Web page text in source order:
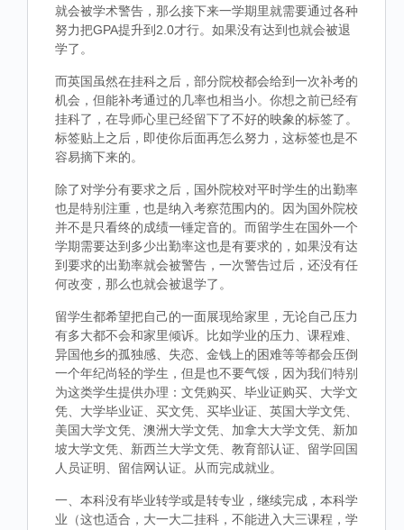
就会被学术警告，那么接下来一学期里就需要通过各种
努力把GPA提升到2.0才行。如果没有达到也就会被退
学了。
而英国虽然在挂科之后，部分院校都会给到一次补考的
机会，但能补考通过的几率也相当小。你想之前已经有
挂科了，在导师心里已经留下了不好的映象的标签了。
标签贴上之后，即使你后面再怎么努力，这标签也是不
容易摘下来的。
除了对学分有要求之后，国外院校对平时学生的出勤率
也是特别注重，也是纳入考察范围内的。因为国外院校
并不是只看终的成绩一锤定音的。而留学生在国外一个
学期需要达到多少出勤率这也是有要求的，如果没有达
到要求的出勤率就会被警告，一次警告过后，还没有任
何改变，那么也就会被退学了。
留学生都希望把自己的一面展现给家里，无论自己压力
有多大都不会和家里倾诉。比如学业的压力、课程难、
异国他乡的孤独感、失恋、金钱上的困难等等都会压倒
一个年纪尚轻的学生，但是也不要气馁，因为我们特别
为这类学生提供办理：文凭购买、毕业证购买、大学文
凭、大学毕业证、买文凭、买毕业证、英国大学文凭、
美国大学文凭、澳洲大学文凭、加拿大大学文凭、新加
坡大学文凭、新西兰大学文凭、教育部认证、留学回国
人员证明、留信网认证。从而完成就业。
一、本科没有毕业转学或是转专业，继续完成，本科学
业（这也适合，大一大二挂科，不能进入大三课程，学